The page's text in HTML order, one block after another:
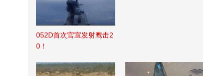
052D首次官宣发射鹰击2
0！